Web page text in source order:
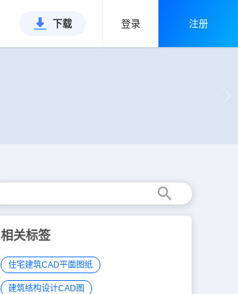
下载 登录 注册
相关标签
住宅建筑CAD平面图纸
建筑结构设计CAD图